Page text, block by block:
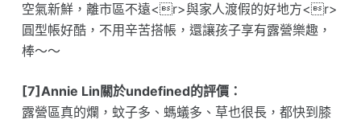
空氣新鮮，離市區不遠<r>與家人渡假的好地方<r>
圓型帳好酷，不用辛苦搭帳，還讓孩子享有露營樂趣，
棒～～
[7]Annie Lin關於undefined的評價：
露營區真的爛，蚊子多、螞蟻多、草也很長，都快到膝